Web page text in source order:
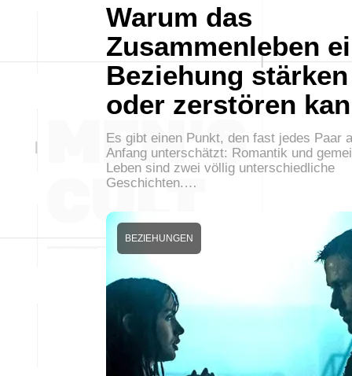
Warum das
Zusammenleben
Beziehung stärken
oder zerstören
Es gibt einen Punkt, den fast jedes Paar
Anfang unterschätzt: Romantik und
Leben sind zwei völlig unterschiedliche
Geschichten.…
BEZIEHUNGEN